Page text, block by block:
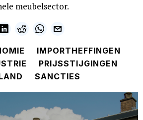
meubelsector.
IMPORTHEFFINGEN
PRIJSSTIJGINGEN
SANCTIES